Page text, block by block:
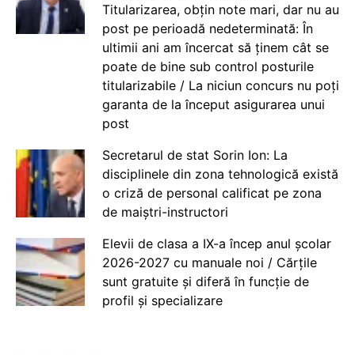
Titularizarea, obțin note mari, dar nu au
post pe perioadă nedeterminată: În
ultimii ani am încercat să ținem cât se
poate de bine sub control posturile
titularizabile / La niciun concurs nu poți
garanta de la început asigurarea unui
post
Secretarul de stat Sorin Ion: La
disciplinele din zona tehnologică există
o criză de personal calificat pe zona
de maiștri-instructori
Elevii de clasa a IX-a încep anul școlar
2026-2027 cu manuale noi / Cărțile
sunt gratuite și diferă în funcție de
profil și specializare